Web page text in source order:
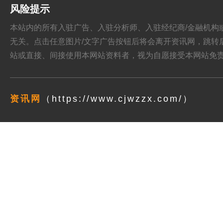
风险提示
本站内的所有入驻广告、入驻分析师、入驻经纪商/金融机
无关。点击任意图片/文字广告按钮后将会离开资讯网，跳
站或直接、间接使用本网站资料者，视为自愿接受本网站免
资讯网 （https://www.cjwzzx.com/）